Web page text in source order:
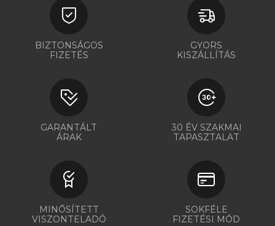
BIZTONSÁGOS
FIZETÉS
GYORS
KISZÁLLÍTÁS
GARANTÁLT
ÁRAK
30 ÉV SZAKMAI
TAPASZTALAT
MINŐSÍTETT
VISZONTELADÓ
SOKFÉLE
FIZETÉSI MÓD